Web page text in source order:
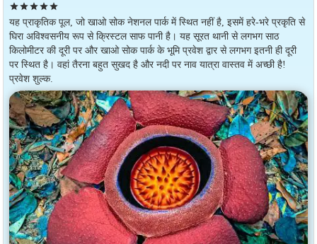
starstarstarstarstar
यह प्राकृतिक पूल, जो खाओ सोक नेशनल पार्क में स्थित नहीं है, इसमें हरे-भरे प्रकृति से
घिरा अविश्वसनीय रूप से क्रिस्टल साफ पानी है। यह सूरत थानी से लगभग साठ
किलोमीटर की दूरी पर और खाओ सोक पार्क के भूमि प्रवेश द्वार से लगभग इतनी ही दूरी
पर स्थित है। वहां तैरना बहुत सुखद है और नदी पर नाव यात्रा वास्तव में अच्छी है!
प्रवेश शुल्क.